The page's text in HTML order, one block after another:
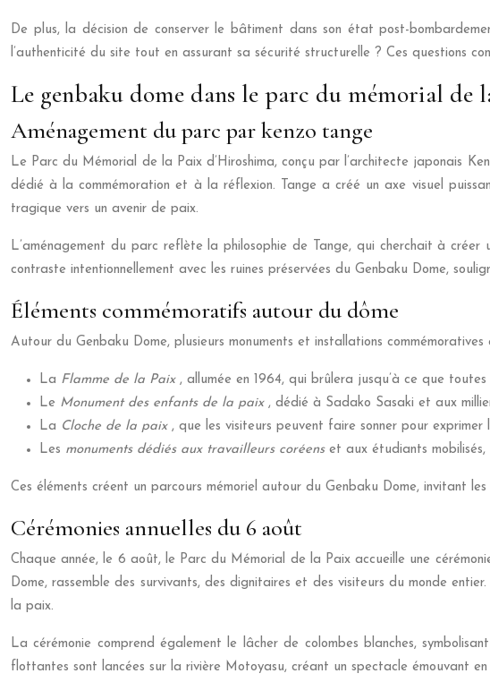
De plus, la décision de conserver le bâtiment dans son état post-
l’authenticité du site tout en assurant sa sécurité structurelle ? Ces questions
Le genbaku dome dans le parc du mémorial de
Aménagement du parc par kenzo tange
Le Parc du Mémorial de la Paix d’Hiroshima, conçu par l’architecte japonais
dédié à la commémoration et à la réflexion. Tange a créé un axe visuel
tragique vers un avenir de paix.
L’aménagement du parc reflète la philosophie de Tange, qui cherchait à
contraste intentionnellement avec les ruines préservées du Genbaku Dome,
Éléments commémoratifs autour du dôme
Autour du Genbaku Dome, plusieurs monuments et installations commémoratives
La Flamme de la Paix , allumée en 1964, qui brûlera jusqu’à ce que
Le Monument des enfants de la paix , dédié à Sadako Sasaki et aux
La Cloche de la paix , que les visiteurs peuvent faire sonner pour
Les monuments dédiés aux travailleurs coréens et aux étudiants mobilisés,
Ces éléments créent un parcours mémoriel autour du Genbaku Dome, invitant
Cérémonies annuelles du 6 août
Chaque année, le 6 août, le Parc du Mémorial de la Paix accueille une
Dome, rassemble des survivants, des dignitaires et des visiteurs du monde
la paix.
La cérémonie comprend également le lâcher de colombes blanches,
flottantes sont lancées sur la rivière Motoyasu, créant un spectacle émouvant en